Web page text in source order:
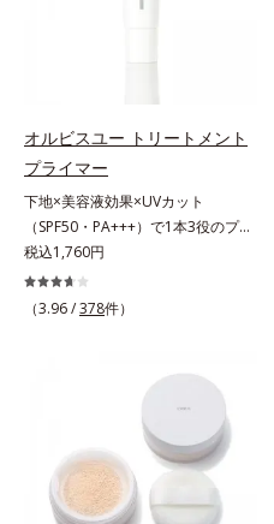
カ）配合＝仕上がり向上成分
ですが、オルビス ミスターは少な
合。ベタつきにくいみずみずしい使
用感で、塗ることでスキンケア後の
ようなサラサラ肌が続きます。大人
男性の悩み、シミ(*3)とテカリ(*4)
の両方に応えるアイテムです。*1
自社比較*2 アクリレーツコポリマ
ー配合＝化粧持ち向上成分*3 日焼
けによるシミ予防*4 皮脂吸着によ
るテカリ防止
オルビスユー トリートメント
プライマー
下地×美容液効果×UVカット
（SPF50・PA+++）で1本3役のプラ
イマー。凹凸をつるんとなめらかに
(*1)整え、化粧ノリUPの高機能化粧
下地。“塗るたび高まる、素肌の美
る小ジワをカバーしてハリ肌に整え
る高機能化粧下地毛穴や小ジワの凹
凸をつるんとなめらかに(*1)。スキ
ンケア発想の化粧下地です。保湿成
分が肌全層(*2)に働きかけて、肌の
うるおいをグンとアップ＆リッチな
税込1,760円
（3.96 /378件）